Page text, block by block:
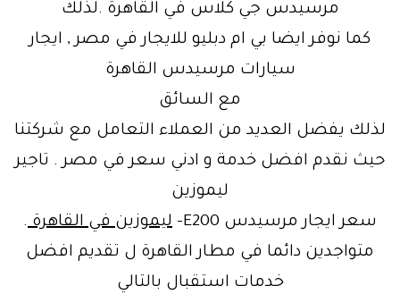
مرسيدس جي كلاس في القاهرة .لذلك
كما نوفر ايضا بي ام دبليو للايجار في مصر , ايجار
سيارات مرسيدس القاهرة
مع السائق
لذلك يفضل العديد من العملاء التعامل مع شركتنا
حيث نقدم افضل خدمة و ادني سعر في مصر . تاجير
ليموزين
سعر ايجار مرسيدس E200–
ليموزين في القاهرة.
متواجدين دائما في مطار القاهرة ل تقديم افضل
خدمات استقبال بالتالي